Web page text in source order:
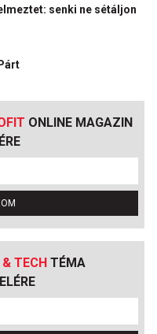
senki ne sétáljon
ONLINE MAGAZIN
& TECH TÉMA